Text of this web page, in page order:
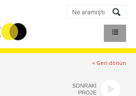
< Geri dönün
SONRAKİ
PROJE